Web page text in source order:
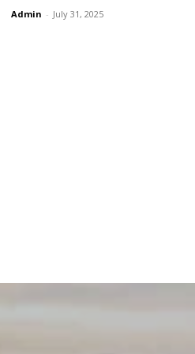
Admin - July 31, 2025